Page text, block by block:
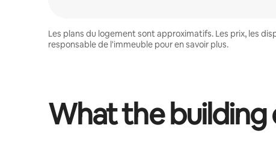
Les plans du logement sont approximatifs. Les prix, les
responsable de l'immeuble pour en savoir plus.
What the building